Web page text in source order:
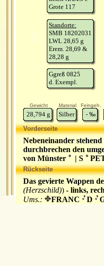
Grote 117
Standorte:
SMB 18202031
LWL 28,65 g
Erem. 28,69 &
28,28 g
Ggreß 0825
d. Exempl.
Gewicht Material Feingeh.
28,794 g Silber - ‰
Vorderseite
Nebeneinander
durchbrechen den
von Münster
| S
Sternwappenschild
Rückseite
Das gevierte Wappen
(Herzschild)) - links,
Ums.:
FRANC D